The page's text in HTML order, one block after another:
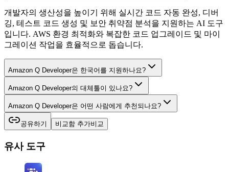
개발자의 생산성을 높이기 위해 실시간 코드 자동 완성, 디버
깅, 테스트 코드 생성 및 보안 취약점 분석을 지원하는 AI 도구
입니다. AWS 환경 최적화와 복잡한 코드 업그레이드 및 마이
그레이션 작업을 효율적으로 돕습니다.
Amazon Q Developer은 한국어를 지원하나요?
Amazon Q Developer의 대체툴이 있나요?
Amazon Q Developer은 어떤 사람에게 추천되나요?
공유하기 비교함 추가비교
유사 도구